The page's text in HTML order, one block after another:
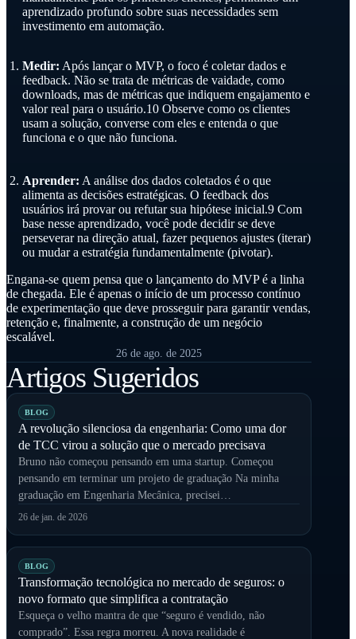
aprendizado profundo sobre suas necessidades sem
investimento em automação.
Medir: Após lançar o MVP, o foco é coletar dados e
feedback. Não se trata de métricas de vaidade, como
downloads, mas de métricas que indiquem engajamento e
valor real para o usuário.10 Observe como os clientes
usam a solução, converse com eles e entenda o que
funciona e o que não funciona.
Aprender: A análise dos dados coletados é o que
alimenta as decisões estratégicas. O feedback dos
usuários irá provar ou refutar sua hipótese inicial.9 Com
base nesse aprendizado, você pode decidir se deve
perseverar na direção atual, fazer pequenos ajustes (iterar)
ou mudar a estratégia fundamentalmente (pivotar).
Engana-se quem pensa que o lançamento do MVP é a linha
de chegada. Ele é apenas o início de um processo contínuo
de experimentação que deve prosseguir para garantir vendas,
retenção e, finalmente, a construção de um negócio
escalável.
26 de ago. de 2025
Artigos Sugeridos
BLOG
A revolução silenciosa da engenharia: Como uma dor
de TCC virou a solução que o mercado precisava
Bruno não começou pensando em uma startup. Começou
pensando em terminar um projeto de graduação Na minha
graduação em Engenharia Mecânica, precisei…
26 de jan. de 2026
BLOG
Transformação tecnológica no mercado de seguros: o
novo formato que simplifica a contratação
Esqueça o velho mantra de que “seguro é vendido, não
comprado”. Essa regra morreu. A nova realidade é